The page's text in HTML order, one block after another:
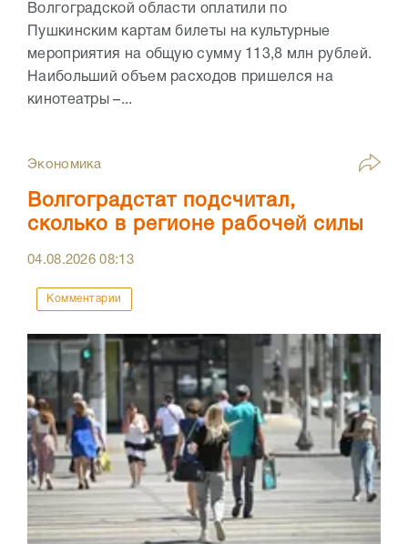
Волгоградской области оплатили по
Пушкинским картам билеты на культурные
мероприятия на общую сумму 113,8 млн рублей.
Наибольший объем расходов пришелся на
кинотеатры –...
Экономика
Волгоградстат подсчитал,
сколько в регионе рабочей силы
04.08.202608:13
Комментарии